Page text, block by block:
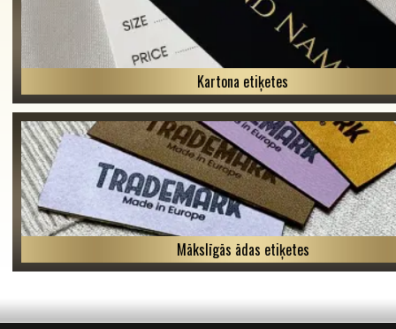
Kartona etiķetes
Mākslīgās ādas etiķetes